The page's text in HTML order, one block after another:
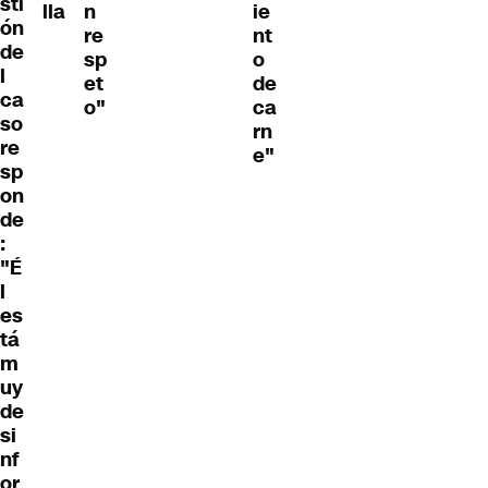
ón
de
l
ca
so
re
sp
on
de
:
"É
l
es
tá
m
uy
de
si
nf
lla
n
re
sp
et
o"
ie
nt
o
de
ca
rn
e"